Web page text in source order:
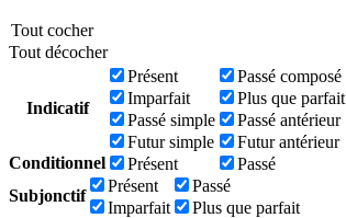
Tout cocher
Tout décocher
Indicatif
Présent
Passé composé
Imparfait
Plus que parfait
Passé simple
Passé antérieur
Futur simple
Futur antérieur
Conditionnel
Présent
Passé
Subjonctif
Présent
Passé
Imparfait
Plus que parfait